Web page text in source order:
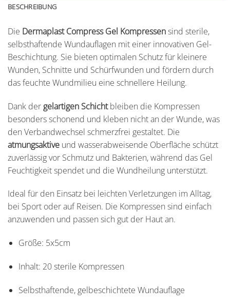
BESCHREIBUNG
Die Dermaplast Compress Gel Kompressensind sterile,
selbsthaftende Wundauflagen mit einer innovativen Gel-
Beschichtung. Sie bieten optimalen Schutz für kleinere
Wunden, Schnitte und Schürfwunden und fördern durch
das feuchte Wundmilieu eine schnellere Heilung.
Dank der gelartigen Schichtbleiben die Kompressen
besonders schonend und kleben nicht an der Wunde, was
den Verbandwechsel schmerzfrei gestaltet. Die
atmungsaktive und wasserabweisende Oberfläche schützt
zuverlässig vor Schmutz und Bakterien, während das Gel
Feuchtigkeit spendet und die Wundheilung unterstützt.
Ideal für den Einsatz bei leichten Verletzungen im Alltag,
bei Sport oder auf Reisen. Die Kompressen sind einfach
anzuwenden und passen sich gut der Haut an.
Größe: 5x5cm
Inhalt: 20 sterile Kompressen
Selbsthaftende, gelbeschichtete Wundauflage